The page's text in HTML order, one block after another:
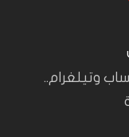
وتيلغرام..